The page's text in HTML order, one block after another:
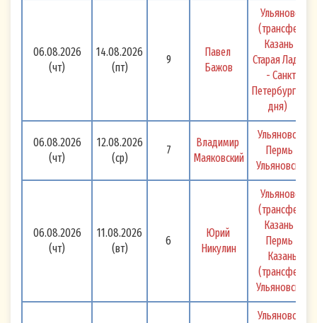
06.08.2026
(чт)
14.08.2026
(пт)
9
Павел
Бажов
Ульяновск
(трансфер)
Казань -
Старая Ладога
- Санкт-
Петербург (1,5
дня)
06.08.2026
(чт)
12.08.2026
(ср)
7
Владимир
Маяковский
Ульяновск -
Пермь -
Ульяновск
06.08.2026
(чт)
11.08.2026
(вт)
6
Юрий
Никулин
Ульяновск
(трансфер)
Казань -
Пермь -
Казань
(трансфер)
Ульяновск
Ульяновск -